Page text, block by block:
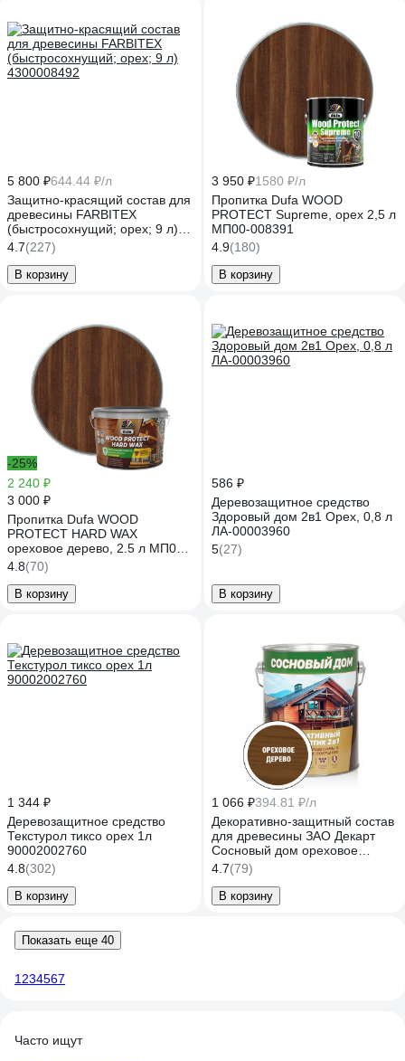
5 800 ₽644.44 ₽/л
Защитно-красящий состав для
древесины FARBITEX
(быстросохнущий; орех; 9 л)
4300008492
4.7(227)
В корзину
3 950 ₽1580 ₽/л
Пропитка Dufa WOOD
PROTECT Supreme, орех 2,5 л
МП00-008391
4.9(180)
В корзину
-25%
2 240 ₽
3 000 ₽
Пропитка Dufa WOOD
PROTECT HARD WAX
ореховое дерево, 2.5 л МП00-
010453
4.8(70)
В корзину
586 ₽
Деревозащитное средство
Здоровый дом 2в1 Орех, 0,8 л
ЛА-00003960
5(27)
В корзину
1 344 ₽
Деревозащитное средство
Текстурол тиксо орех 1л
90002002760
4.8(302)
В корзину
1 066 ₽394.81 ₽/л
Декоративно-защитный состав
для древесины ЗАО Декарт
Сосновый дом ореховое
дерево, 2.7 л 29532
4.7(79)
В корзину
Показать еще 40
1 234567
Часто ищут